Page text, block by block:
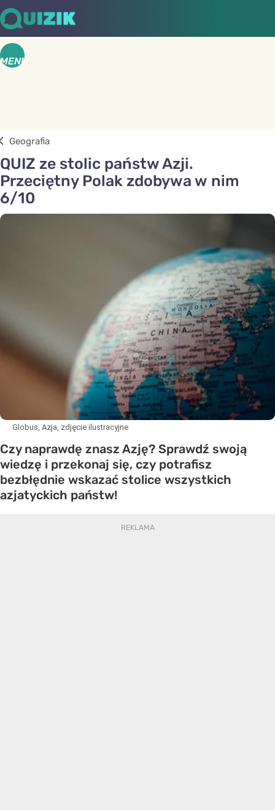
MENU
Geografia
QUIZ ze stolic państw Azji.
Przeciętny Polak zdobywa w nim
6/10
Globus, Azja, zdjęcie ilustracyjne
Czy naprawdę znasz Azję? Sprawdź swoją
wiedzę i przekonaj się, czy potrafisz
bezbłędnie wskazać stolice wszystkich
azjatyckich państw!